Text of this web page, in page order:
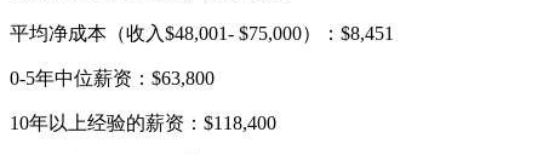
平均净成本（收入$48,001- $75,000）：$8,451
0-5年中位薪资：$63,800
10年以上经验的薪资：$118,400